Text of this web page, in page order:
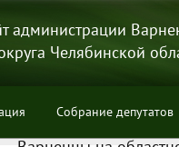
администрации
Челябинской
Собрание депутатов